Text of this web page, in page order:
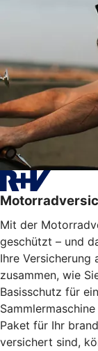
Mit der
geschützt – und
Ihre Versicherung
zusammen, wie
Basisschutz für
Paket für Ihr
versichert sind,